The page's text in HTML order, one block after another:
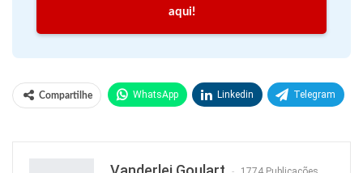
aqui!
Compartilhe WhatsApp Linkedin Telegram